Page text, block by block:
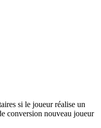
si le joueur réalise un
conversion nouveau joueur